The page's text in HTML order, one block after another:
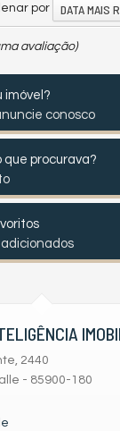
por DATA MAIS
avaliação)
imóvel?
conosco
que procurava?
2440
- 85900-180